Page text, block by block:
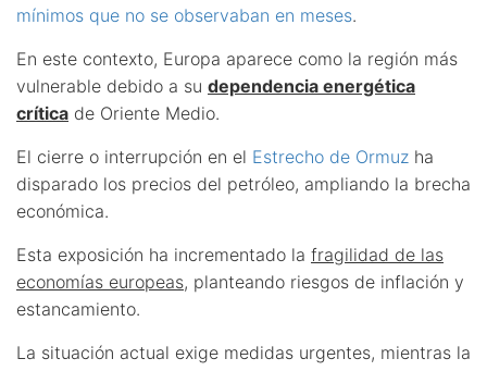
mínimos que no se observaban en meses.
En este contexto, Europa aparece como la región más
vulnerable debido a su dependencia energética
crítica de Oriente Medio.
El cierre o interrupción en el Estrecho de Ormuz ha
disparado los precios del petróleo, ampliando la brecha
económica.
Esta exposición ha incrementado la fragilidad de las
economías europeas, planteando riesgos de inflación y
estancamiento.
La situación actual exige medidas urgentes, mientras la